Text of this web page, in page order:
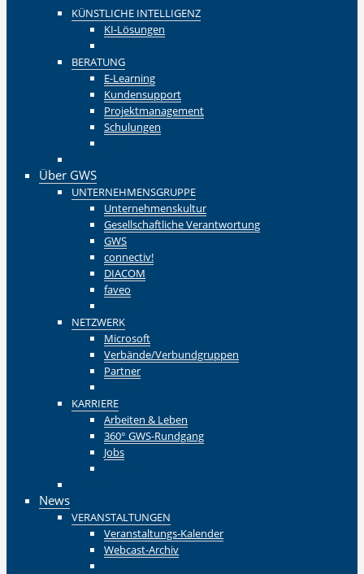
KÜNSTLICHE INTELLIGENZ
KI-Lösungen
BERATUNG
E-Learning
Kundensupport
Projektmanagement
Schulungen
Über GWS
UNTERNEHMENSGRUPPE
Unternehmenskultur
Gesellschaftliche Verantwortung
GWS
connectiv!
DIACOM
faveo
NETZWERK
Microsoft
Verbände/Verbundgruppen
Partner
KARRIERE
Arbeiten & Leben
360° GWS-Rundgang
Jobs
News
VERANSTALTUNGEN
Veranstaltungs-Kalender
Webcast-Archiv